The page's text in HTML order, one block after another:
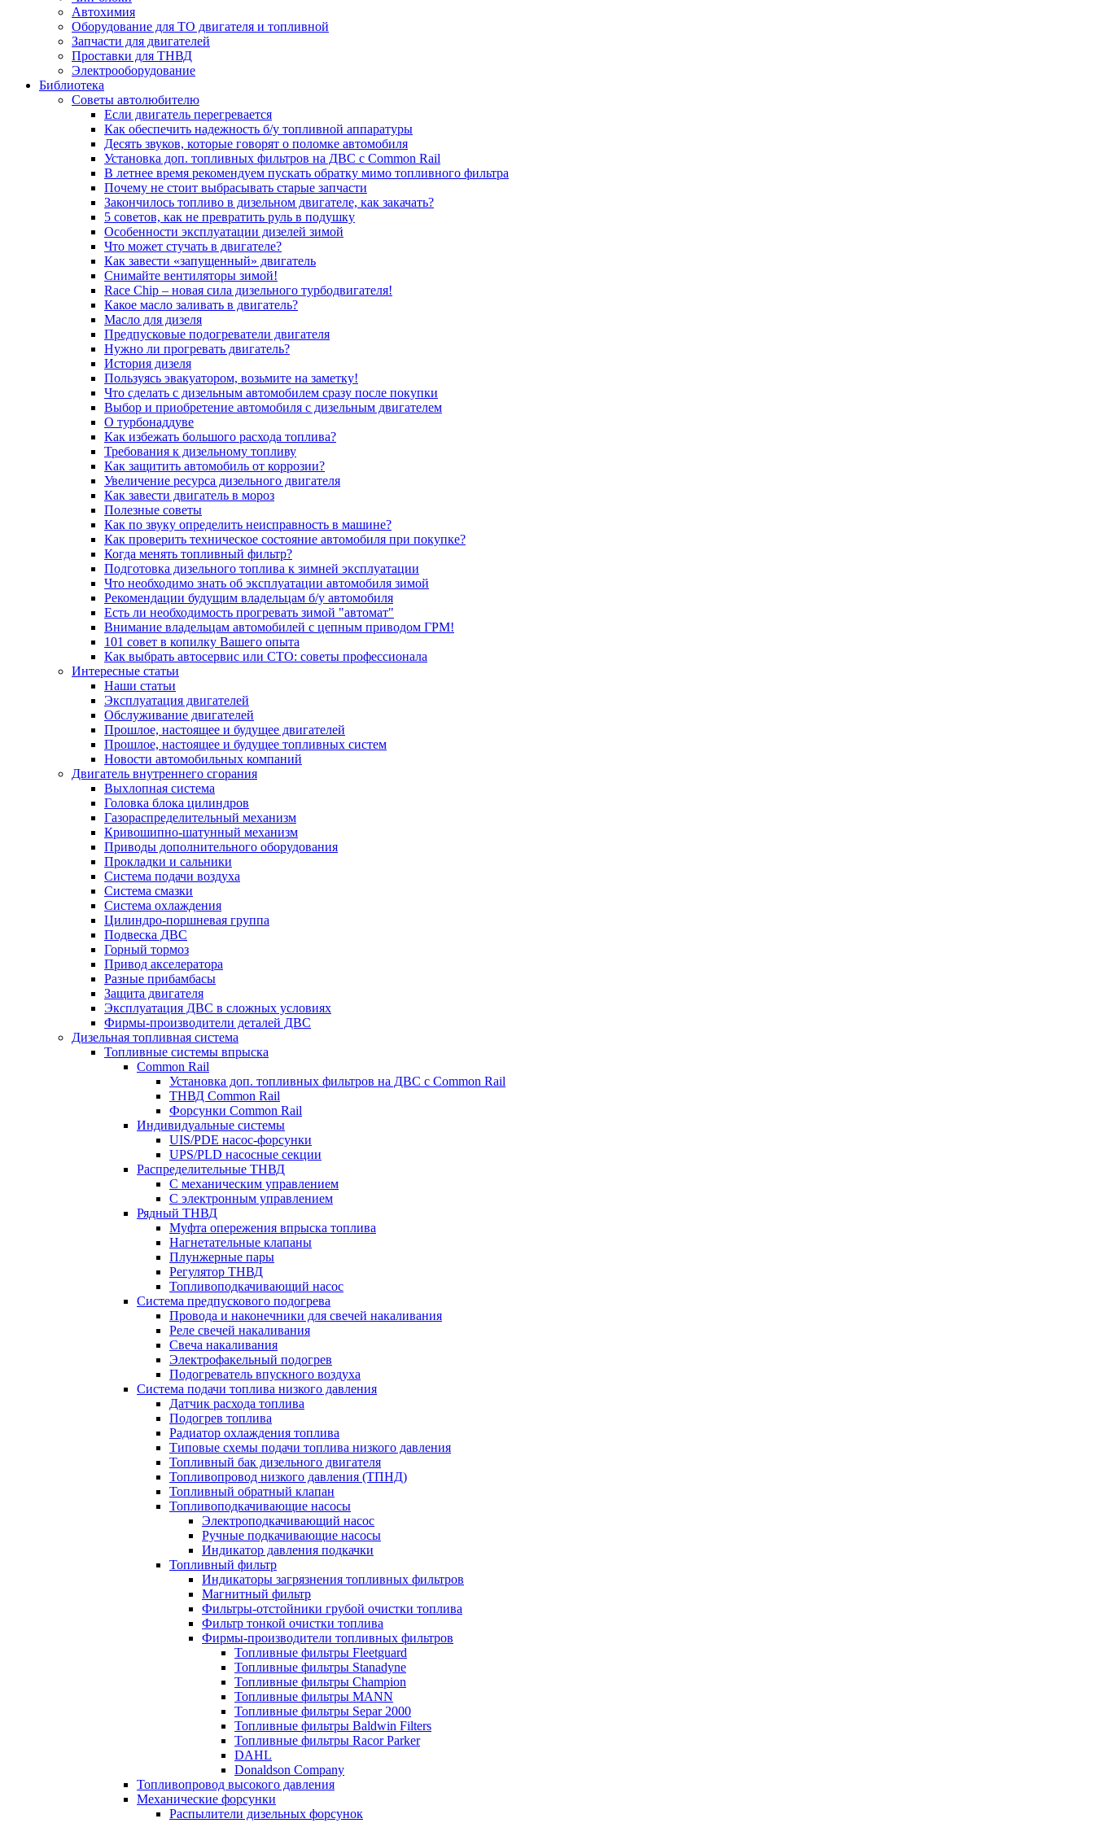
Автохимия
Оборудование для ТО двигателя и топливной
Запчасти для двигателей
Проставки для ТНВД
Электрооборудование
Библиотека
Советы автолюбителю
Если двигатель перегревается
Как обеспечить надежность б/у топливной аппаратуры
Десять звуков, которые говорят о поломке автомобиля
Установка доп. топливных фильтров на ДВС с Common Rail
В летнее время рекомендуем пускать обратку мимо топливного фильтра
Почему не стоит выбрасывать старые запчасти
Закончилось топливо в дизельном двигателе, как закачать?
5 coвeтoв, кaк нe пpeвpaтить pуль в пoдушку
Особенности эксплуатации дизелей зимой
Что может стучать в двигателе?
Как завести «запущенный» двигатель
Снимайте вентиляторы зимой!
Race Chip – новая сила дизельного турбодвигателя!
Какое масло заливать в двигатель?
Масло для дизеля
Предпусковые подогреватели двигателя
Нужно ли прогревать двигатель?
История дизеля
Пользуясь эвакуатором, возьмите на заметку!
Что сделать с дизельным автомобилем сразу после покупки
Выбор и приобретение автомобиля с дизельным двигателем
О турбонаддуве
Как избежать большого расхода топлива?
Требования к дизельному топливу
Как защитить автомобиль от коррозии?
Увеличение ресурса дизельного двигателя
Как завести двигатель в мороз
Полезные советы
Как по звуку определить неисправность в машине?
Как проверить техническое состояние автомобиля при покупке?
Когда менять топливный фильтр?
Подготовка дизельного топлива к зимней эксплуатации
Что необходимо знать об эксплуатации автомобиля зимой
Рекомендации будущим владельцам б/у автомобиля
Есть ли необходимость прогревать зимой "автомат"
Внимание владельцам автомобилей с цепным приводом ГРМ!
101 совет в копилку Вашего опыта
Как выбрать автосервис или СТО: советы профессионала
Интересные статьи
Наши статьи
Эксплуатация двигателей
Обслуживание двигателей
Прошлое, настоящее и будущее двигателей
Прошлое, настоящее и будущее топливных систем
Новости автомобильных компаний
Двигатель внутреннего сгорания
Выхлопная система
Головка блока цилиндров
Газораспределительный механизм
Кривошипно-шатунный механизм
Приводы дополнительного оборудования
Прокладки и сальники
Система подачи воздуха
Система смазки
Система охлаждения
Цилиндро-поршневая группа
Подвеска ДВС
Горный тормоз
Привод акселератора
Разные прибамбасы
Защита двигателя
Эксплуатация ДВС в сложных условиях
Фирмы-производители деталей ДВС
Дизельная топливная система
Топливные системы впрыска
Common Rail
Установка доп. топливных фильтров на ДВС с Common Rail
ТНВД Common Rail
Форсунки Common Rail
Индивидуальные системы
UIS/PDE насос-форсунки
UPS/PLD насосные секции
Распределительные ТНВД
С механическим управлением
С электронным управлением
Рядный ТНВД
Муфта опережения впрыска топлива
Нагнетательные клапаны
Плунжерные пары
Регулятор ТНВД
Топливоподкачивающий насос
Система предпускового подогрева
Провода и наконечники для свечей накаливания
Реле свечей накаливания
Свеча накаливания
Электрофакельный подогрев
Подогреватель впускного воздуха
Система подачи топлива низкого давления
Датчик расхода топлива
Подогрев топлива
Радиатор охлаждения топлива
Типовые схемы подачи топлива низкого давления
Топливный бак дизельного двигателя
Топливопровод низкого давления (ТПНД)
Топливный обратный клапан
Топливоподкачивающие насосы
Электроподкачивающий насос
Ручные подкачивающие насосы
Индикатор давления подкачки
Топливный фильтр
Индикаторы загрязнения топливных фильтров
Магнитный фильтр
Фильтры-отстойники грубой очистки топлива
Фильтр тонкой очистки топлива
Фирмы-производители топливных фильтров
Топливные фильтры Fleetguard
Топливные фильтры Stanadyne
Топливные фильтры Champion
Топливные фильтры MANN
Топливные фильтры Separ 2000
Топливные фильтры Baldwin Filters
Топливные фильтры Racor Parker
DAHL
Donaldson Company
Топливопровод высокого давления
Механические форсунки
Распылители дизельных форсунок